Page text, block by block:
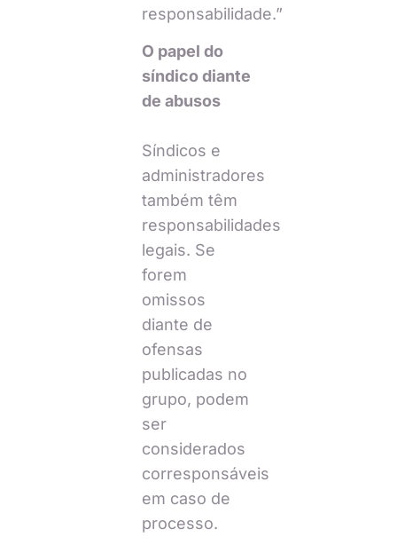
responsabilidade.”
O papel do
síndico diante
de abusos
Síndicos e
administradores
também têm
responsabilidades
legais. Se
forem
omissos
diante de
ofensas
publicadas no
grupo, podem
ser
considerados
corresponsáveis
em caso de
processo.